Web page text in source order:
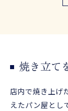
焼き立て
店内で焼き上げ
えたパン屋とし